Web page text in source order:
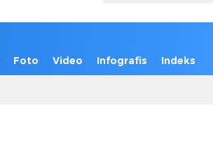
Foto Video Infografis Indeks